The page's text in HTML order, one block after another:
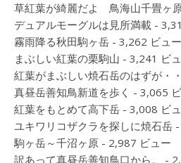
草紅葉が綺麗だよ 鳥海山千畳ヶ
デュアルモーグルは見所満載 -
霧雨降る秋田駒ヶ岳 - 3,262 ビュー
まぶしい紅葉の栗駒山 - 3,241 ビ
紅葉がまぶしい焼石岳のはずが・・
真昼岳善知鳥新道を歩く - 3,065
紅葉をもとめて高下岳 - 3,008 ビ
ユキワリコザクラを探しに焼石岳
駒ヶ岳～千沼ヶ原 - 2,987 ビュー
訳あって真昼岳善知鳥口から。
-